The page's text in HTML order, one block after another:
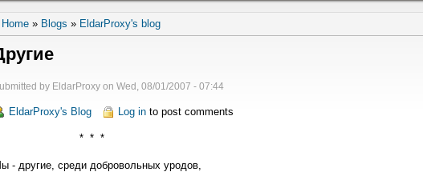
Breadcrumb
Home Blogs EldarProxy's blog
by EldarProxy on Wed, 08/01/2007 - 07:44
EldarProxy's Blog Log in to post comments
* *
- другие, среди добровольных уродов,